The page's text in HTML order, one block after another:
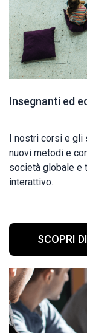
Insegnanti ed
I nostri corsi e gli
nuovi metodi e
società globale e
interattivo.
SCOPRI